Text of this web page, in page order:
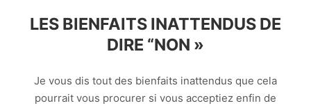
LES BIENFAITS INATTENDUS DE
DIRE “NON »
Je vous dis tout des bienfaits inattendus que cela
pourrait vous procurer si vous acceptiez enfin de